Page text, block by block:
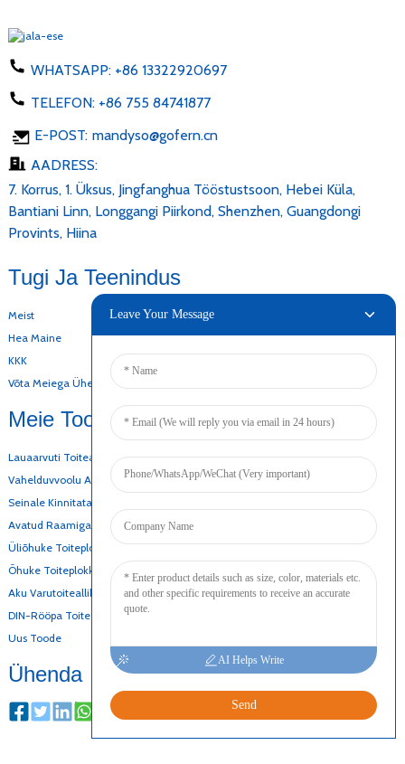
WHATSAPP: +86 13322920697
TELEFON: +86 755 84741877
E-POST: mandyso@gofern.cn
AADRESS:
7. Korrus, 1. Üksus, Jingfanghua Tööstustsoon, Hebei Küla,
Bantiani Linn, Longgangi Piirkond, Shenzhen, Guangdongi
Provints, Hiina
Tugi Ja Teenindus
Meist
Hea Maine
KKK
Võta Meiega Ühendust
Meie Tooted
Lauaarvuti Toiteadapter
Vahelduvvoolu Alalisvoolu Toiteallikas
Seinale Kinnitatav Adapter
Avatud Raamiga Toiteallikas
Üliõhuke Toiteplokk
Õhuke Toiteplokk
Aku Varutoiteallikas
DIN-Rööpa Toiteallikas
Uus Toode
Ühenda
Leave Your Message
AI Helps Write
Send